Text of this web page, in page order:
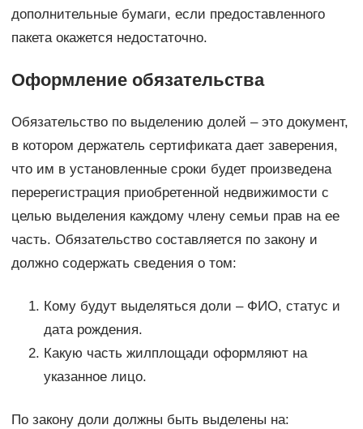
дополнительные бумаги, если предоставленного
пакета окажется недостаточно.
Оформление обязательства
Обязательство по выделению долей – это документ,
в котором держатель сертификата дает заверения,
что им в установленные сроки будет произведена
перерегистрация приобретенной недвижимости с
целью выделения каждому члену семьи прав на ее
часть. Обязательство составляется по закону и
должно содержать сведения о том:
Кому будут выделяться доли – ФИО, статус и
дата рождения.
Какую часть жилплощади оформляют на
указанное лицо.
По закону доли должны быть выделены на: